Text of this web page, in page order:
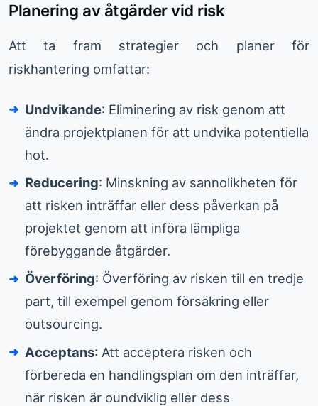
Planering av åtgärder vid risk
Att ta fram strategier och planer för
riskhantering omfattar:
Undvikande: Eliminering av risk genom att
ändra projektplanen för att undvika potentiella
hot.
Reducering: Minskning av sannolikheten för
att risken inträffar eller dess påverkan på
projektet genom att införa lämpliga
förebyggande åtgärder.
Överföring: Överföring av risken till en tredje
part, till exempel genom försäkring eller
outsourcing.
Acceptans: Att acceptera risken och
förbereda en handlingsplan om den inträffar,
när risken är oundviklig eller dess